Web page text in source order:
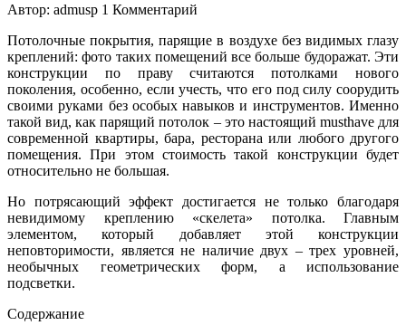
Автор: admusp 1 Комментарий
Потолочные покрытия, парящие в воздухе без видимых глазу
креплений: фото таких помещений все больше будоражат. Эти
конструкции по праву считаются потолками нового
поколения, особенно, если учесть, что его под силу соорудить
своими руками без особых навыков и инструментов. Именно
такой вид, как парящий потолок – это настоящий musthave для
современной квартиры, бара, ресторана или любого другого
помещения. При этом стоимость такой конструкции будет
относительно не большая.
Но потрясающий эффект достигается не только благодаря
невидимому креплению «скелета» потолка. Главным
элементом, который добавляет этой конструкции
неповторимости, является не наличие двух – трех уровней,
необычных геометрических форм, а использование
подсветки.
Содержание